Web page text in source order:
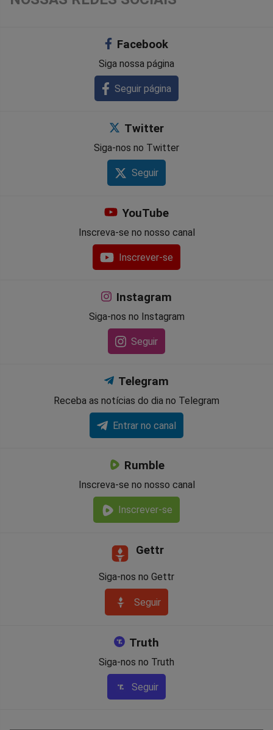
WhatsappTwitterMessenger
Facebook
Siga nossa página
Seguir página
Twitter
Siga-nos no Twitter
Seguir
YouTube
Inscreva-se no nosso canal
Inscrever-se
Instagram
Siga-nos no Instagram
Seguir
Telegram
Receba as notícias do dia no Telegram
Entrar no canal
Rumble
Inscreva-se no nosso canal
Inscrever-se
Gettr
Siga-nos no Gettr
Seguir
Truth
Siga-nos no Truth
Seguir